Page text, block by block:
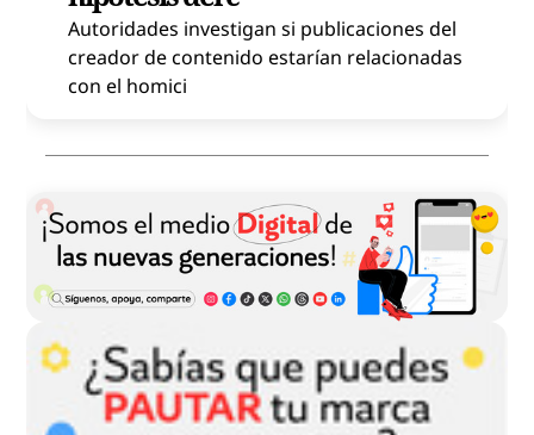
Autoridades investigan si publicaciones del
creador de contenido estarían relacionadas
con el homici